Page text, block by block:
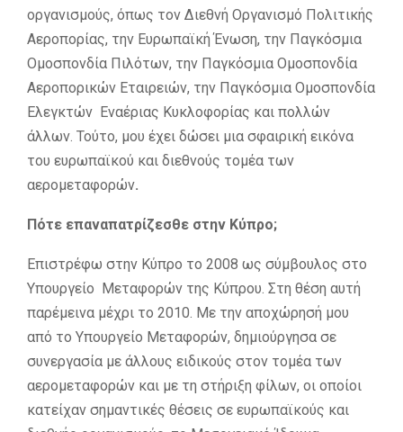
οργανισμούς, όπως τον Διεθνή Οργανισμό Πολιτικής
Αεροπορίας, την Ευρωπαϊκή Ένωση, την Παγκόσμια
Ομοσπονδία Πιλότων, την Παγκόσμια Ομοσπονδία
Αεροπορικών Εταιρειών, την Παγκόσμια Ομοσπονδία
Ελεγκτών Εναέριας Κυκλοφορίας και πολλών
άλλων. Τούτο, μου έχει δώσει μια σφαιρική εικόνα
του ευρωπαϊκού και διεθνούς τομέα των
αερομεταφορών.
Πότε επαναπατρίζεσθε στην Κύπρο;
Επιστρέφω στην Κύπρο το 2008 ως σύμβουλος στο
Υπουργείο Μεταφορών της Κύπρου. Στη θέση αυτή
παρέμεινα μέχρι το 2010. Με την αποχώρησή μου
από το Υπουργείο Μεταφορών, δημιούργησα σε
συνεργασία με άλλους ειδικούς στον τομέα των
αερομεταφορών και με τη στήριξη φίλων, οι οποίοι
κατείχαν σημαντικές θέσεις σε ευρωπαϊκούς και